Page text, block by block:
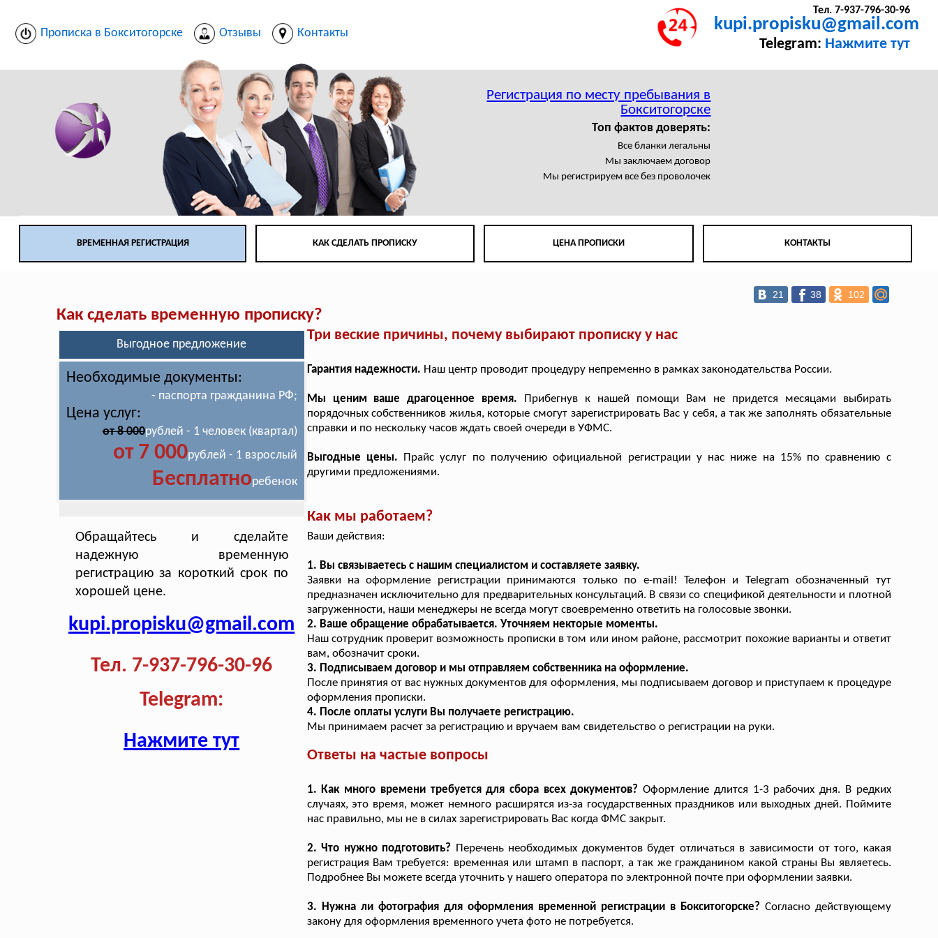
Прописка в Бокситогорске Отзывы Контакты
Тел. 7-937-796-30-96
kupi.propisku@gmail.com
Telegram: Нажмите тут
Регистрация по месту пребывания в
Бокситогорске
Топ фактов доверять:
Все бланки легальны
Мы заключаем договор
Мы регистрируем все без проволочек
ВРЕМЕННАЯ РЕГИСТРАЦИЯ КАК СДЕЛАТЬ ПРОПИСКУ ЦЕНА ПРОПИСКИ КОНТАКТЫ
21 38 102
Как сделать временную прописку?
Выгодное предложение
Необходимые документы:
- паспорта гражданина РФ;
Цена услуг:
от 8 000рублей - 1 человек (квартал)
от 7 000рублей - 1 взрослый
Бесплатноребенок
Обращайтесь и сделайте
надежную временную
регистрацию за короткий срок по
хорошей цене.
kupi.propisku@gmail.com
Тел. 7-937-796-30-96
Telegram:
Нажмите тут
Три веские причины, почему выбирают прописку у нас
Гарантия надежности. Наш центр проводит процедуру непременно в рамках законодательства России.
Мы ценим ваше драгоценное время. Прибегнув к нашей помощи Вам не придется месяцами выбирать
порядочных собственников жилья, которые смогут зарегистрировать Вас у себя, а так же заполнять обязательные
справки и по нескольку часов ждать своей очереди в УФМС.
Выгодные цены. Прайс услуг по получению официальной регистрации у нас ниже на 15% по сравнению с
другими предложениями.
Как мы работаем?
Ваши действия:
1. Вы связываетесь с нашим специалистом и составляете заявку.
Заявки на оформление регистрации принимаются только по e-mail! Телефон и Telegram обозначенный тут
предназначен исключительно для предварительных консультаций. В связи со спецификой деятельности и плотной
загруженности, наши менеджеры не всегда могут своевременно ответить на голосовые звонки.
2. Ваше обращение обрабатывается. Уточняем некторые моменты.
Наш сотрудник проверит возможность прописки в том или ином районе, рассмотрит похожие варианты и ответит
вам, обозначит сроки.
3. Подписываем договор и мы отправляем собственника на оформление.
После принятия от вас нужных документов для оформления, мы подписываем договор и приступаем к процедуре
оформления прописки.
4. После оплаты услуги Вы получаете регистрацию.
Мы принимаем расчет за регистрацию и вручаем вам свидетельство о регистрации на руки.
Ответы на частые вопросы
1. Как много времени требуется для сбора всех документов? Оформление длится 1-3 рабочих дня. В редких
случаях, это время, может немного расширятся из-за государственных праздников или выходных дней. Поймите
нас правильно, мы не в силах зарегистрировать Вас когда ФМС закрыт.
2. Что нужно подготовить? Перечень необходимых документов будет отличаться в зависимости от того, какая
регистрация Вам требуется: временная или штамп в паспорт, а так же гражданином какой страны Вы являетесь.
Подробнее Вы можете всегда уточнить у нашего оператора по электронной почте при оформлении заявки.
3. Нужна ли фотография для оформления временной регистрации в Бокситогорске? Согласно действующему
закону для оформления временного учета фото не потребуется.